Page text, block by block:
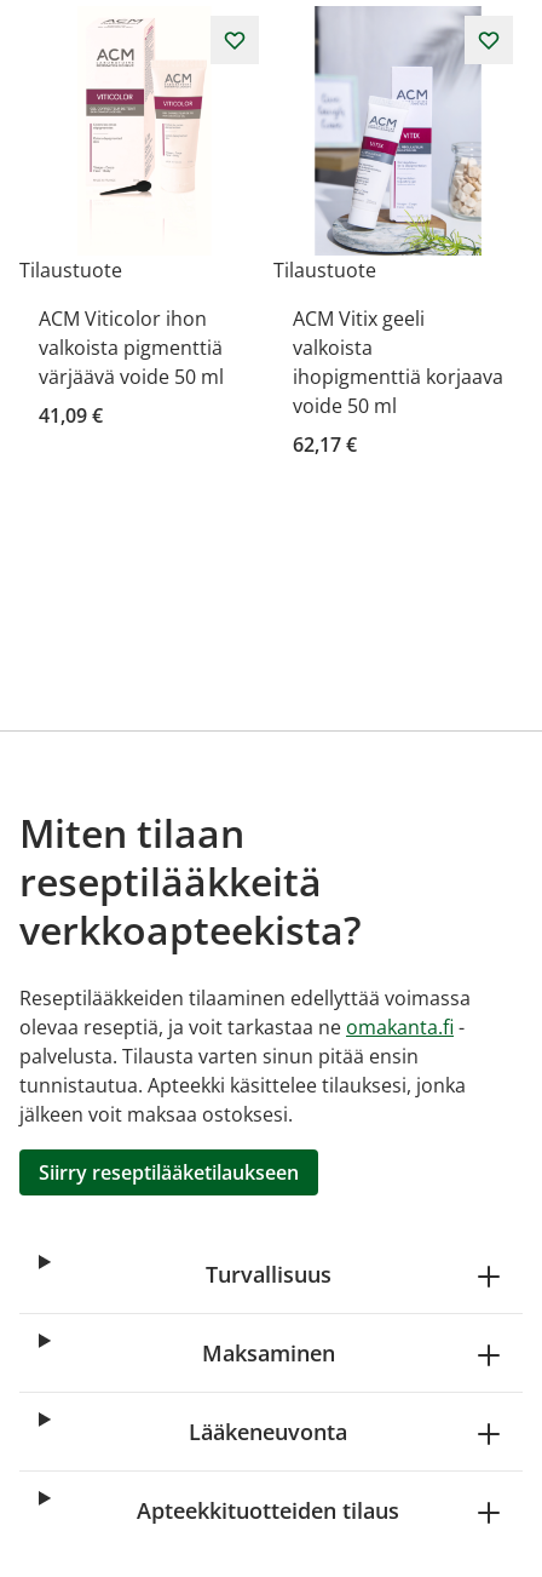
Tilaustuote
ACM Viticolor ihon
valkoista pigmenttiä
värjäävä voide 50 ml
41,09 €
Tilaustuote
ACM Vitix geeli
valkoista
ihopigmenttiä korjaava
voide 50 ml
62,17 €
Miten tilaan
reseptilääkkeitä
verkkoapteekista?
Reseptilääkkeiden tilaaminen edellyttää voimassa
olevaa reseptiä, ja voit tarkastaa ne omakanta.fi -
palvelusta. Tilausta varten sinun pitää ensin
tunnistautua. Apteekki käsittelee tilauksesi, jonka
jälkeen voit maksaa ostoksesi.
Siirry reseptilääketilaukseen
Turvallisuus
Maksaminen
Lääkeneuvonta
Apteekkituotteiden tilaus